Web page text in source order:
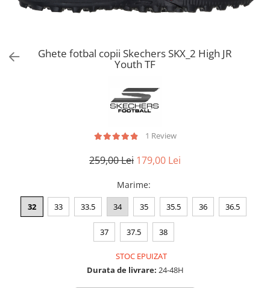
Bluze fotbal copii
Imbracaminte fotbal femei
Pantaloni lungi fotbal femei
Ghete fotbal copii Skechers SKX_2 High JR
Youth TF
1 Review
259,00 Lei 179,00 Lei
Marime:
32 33 33.5 34 35 35.5 36 36.5
37 37.5 38
STOC EPUIZAT
Durata de livrare: 24-48H